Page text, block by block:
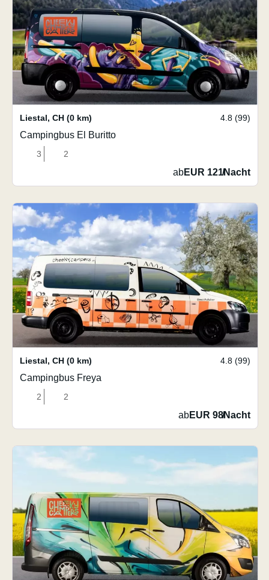
Liestal, CH (0 km) 4.8 (99)
Campingbus El Buritto
3 2
abEUR 121/Nacht
Liestal, CH (0 km) 4.8 (99)
Campingbus Freya
2 2
abEUR 98/Nacht